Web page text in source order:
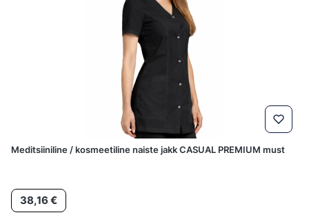
Meditsiiniline / kosmeetiline naiste jakk CASUAL PREMIUM must
Hind
38,16 €